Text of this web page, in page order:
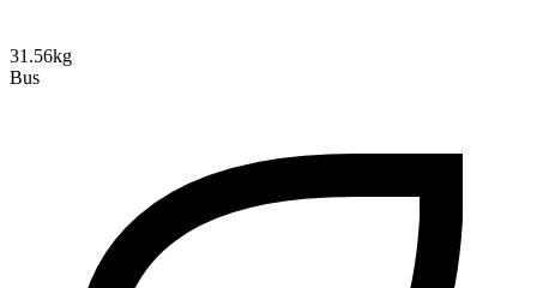
31.56kg
Bus